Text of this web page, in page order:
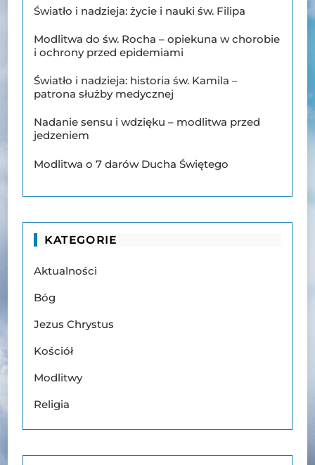
Światło i nadzieja: życie i nauki św. Filipa
Modlitwa do św. Rocha – opiekuna w chorobie
i ochrony przed epidemiami
Światło i nadzieja: historia św. Kamila –
patrona służby medycznej
Nadanie sensu i wdzięku – modlitwa przed
jedzeniem
Modlitwa o 7 darów Ducha Świętego
KATEGORIE
Aktualności
Bóg
Jezus Chrystus
Kościół
Modlitwy
Religia